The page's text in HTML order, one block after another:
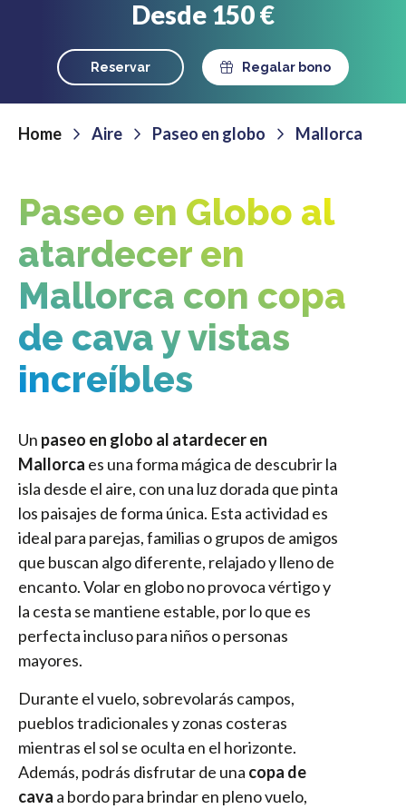
Desde 150 €
Reservar Regalar bono
Home Aire Paseo en globo Mallorca
Paseo en Globo al
atardecer en
Mallorca con copa
de cava y vistas
increíbles
Un paseo en globo al atardecer en
Mallorca es una forma mágica de descubrir la
isla desde el aire, con una luz dorada que pinta
los paisajes de forma única. Esta actividad es
ideal para parejas, familias o grupos de amigos
que buscan algo diferente, relajado y lleno de
encanto. Volar en globo no provoca vértigo y
la cesta se mantiene estable, por lo que es
perfecta incluso para niños o personas
mayores.
Durante el vuelo, sobrevolarás campos,
pueblos tradicionales y zonas costeras
mientras el sol se oculta en el horizonte.
Además, podrás disfrutar de una copa de
cava a bordo para brindar en pleno vuelo,